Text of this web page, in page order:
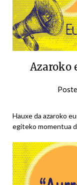
Azaroko
Hauxe da azaroko
egiteko momentua